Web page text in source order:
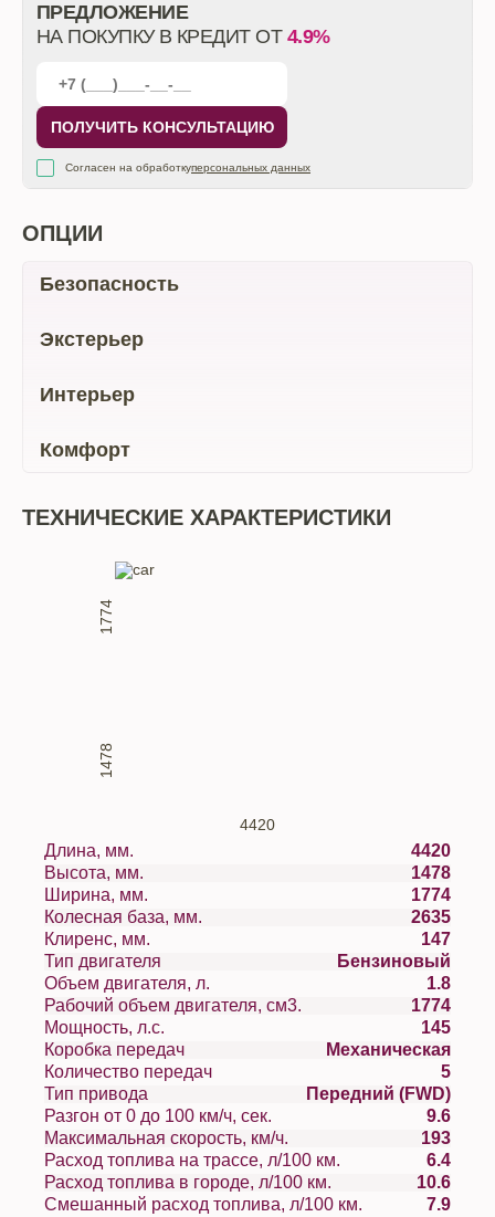
ПРЕДЛОЖЕНИЕ
НА ПОКУПКУ В КРЕДИТ ОТ 4.9%
ПОЛУЧИТЬ КОНСУЛЬТАЦИЮ
Согласен на обработкуперсональных данных
ОПЦИИ
Безопасность
Экстерьер
Интерьер
Комфорт
ТЕХНИЧЕСКИЕ ХАРАКТЕРИСТИКИ
4420
1478
1774
Длина, мм.
4420
Высота, мм.
1478
Ширина, мм.
1774
Колесная база, мм.
2635
Клиренс, мм.
147
Тип двигателя
Бензиновый
Объем двигателя, л.
1.8
Рабочий объем двигателя, см3.
1774
Мощность, л.с.
145
Коробка передач
Механическая
Количество передач
5
Тип привода
Передний (FWD)
Разгон от 0 до 100 км/ч, сек.
9.6
Максимальная скорость, км/ч.
193
Расход топлива на трассе, л/100 км.
6.4
Расход топлива в городе, л/100 км.
10.6
Смешанный расход топлива, л/100 км.
7.9